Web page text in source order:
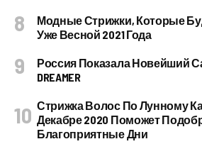
Модные Стрижки, Которые
Уже Весной 2021 Года
Россия Показала Новейший
DREAMER
Стрижка Волос По Лунному
Декабре 2020 Поможет
Благоприятные Дни